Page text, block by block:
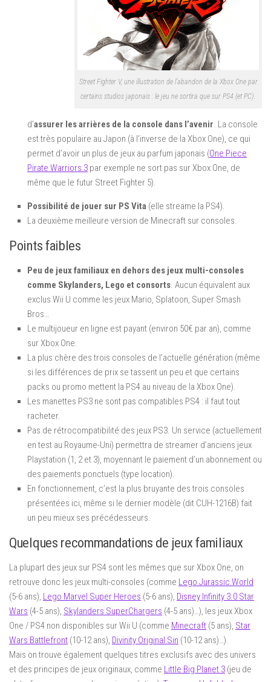
Street Fighter V, une illustration de l’abandon de la Xbox One par
certains studios japonais : le jeu ne sortira que sur PS4 (et PC).
d’assurer les arrières de la console dans l’avenir. La console
est très populaire au Japon (à l’inverse de la Xbox One), ce qui
permet d’avoir un plus de jeux au parfum japonais (One Piece
Pirate Warriors 3 par exemple ne sort pas sur Xbox One, de
même que le futur Street Fighter 5).
Possibilité de jouer sur PS Vita (elle streame la PS4).
La deuxième meilleure version de Minecraft sur consoles.
Points faibles
Peu de jeux familiaux en dehors des jeux multi-consoles
comme Skylanders, Lego et consorts. Aucun équivalent aux
exclus Wii U comme les jeux Mario, Splatoon, Super Smash
Bros…
Le multijoueur en ligne est payant (environ 50€ par an), comme
sur Xbox One.
La plus chère des trois consoles de l’actuelle génération (même
si les différences de prix se tassent un peu et que certains
packs ou promo mettent la PS4 au niveau de la Xbox One).
Les manettes PS3 ne sont pas compatibles PS4 : il faut tout
racheter.
Pas de rétrocompatibilité des jeux PS3. Un service (actuellement
en test au Royaume-Uni) permettra de streamer d’anciens jeux
Playstation (1, 2 et 3), moyennant le paiement d’un abonnement ou
des paiements ponctuels (type location).
En fonctionnement, c’est la plus bruyante des trois consoles
présentées ici, même si le dernier modèle (dit CUH-1216B) fait
un peu mieux ses précédesseurs.
Quelques recommandations de jeux familiaux
La plupart des jeux sur PS4 sont les mêmes que sur Xbox One, on
retrouve donc les jeux multi-consoles (comme Lego Jurassic World
(5-6 ans), Lego Marvel Super Heroes (5-6 ans), Disney Infinity 3.0 Star
Wars (4-5 ans), Skylanders SuperChargers (4-5 ans)…), les jeux Xbox
One / PS4 non disponibles sur Wii U (comme Minecraft (5 ans), Star
Wars Battlefront (10-12 ans), Divinity Original Sin (10-12 ans)…).
Mais on trouve également quelques titres exclusifs avec des univers
et des principes de jeux originaux, comme Little Big Planet 3 (jeu de